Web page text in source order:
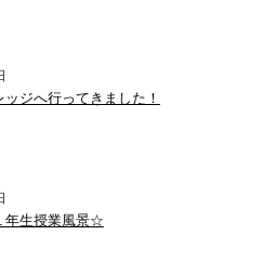
ッジへ行ってきました！
年生授業風景☆